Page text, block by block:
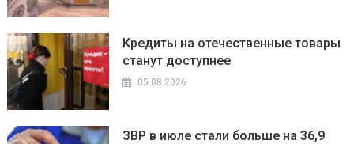
Кредиты на отечественные товары
станут доступнее
05.08.2026
ЗВР в июле стали больше на 36,9